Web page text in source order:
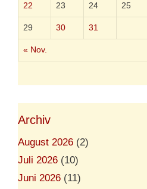
« Nov.
22 23 24 25
29 30 31
Archiv
August 2026 (2)
Juli 2026 (10)
Juni 2026 (11)